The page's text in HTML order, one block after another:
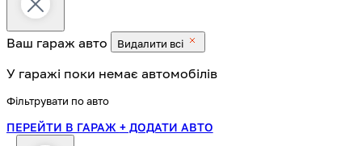
Ваш гараж авто Видалити всі
У гаражі поки немає автомобілів
Фільтрувати по авто
ПЕРЕЙТИ В ГАРАЖ + ДОДАТИ АВТО